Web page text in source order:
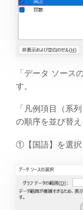
「データ ソース
す。
「凡例項目（系
の順序を並び替え
①【国語】を選